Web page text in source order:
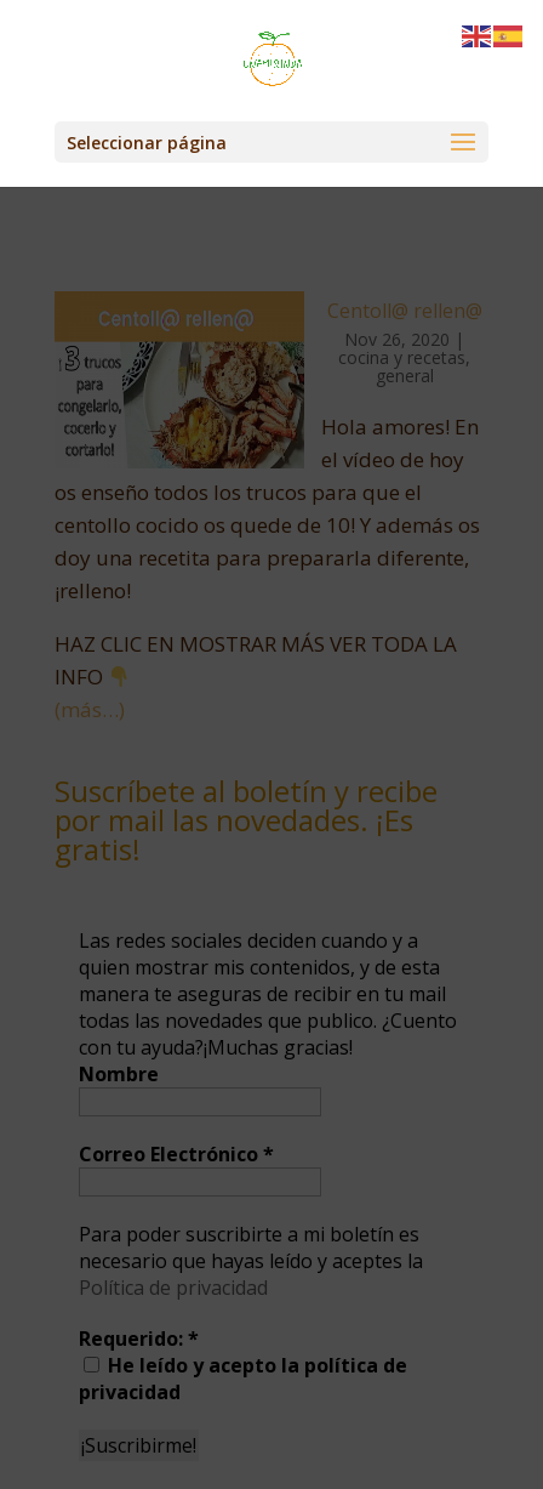
Seleccionar página
Centoll@ rellen@
Nov 26, 2020 |
cocina y recetas,
general
Hola amores! En
el vídeo de hoy
os enseño todos los trucos para que el
centollo cocido os quede de 10! Y además os
doy una recetita para prepararla diferente,
¡relleno!
HAZ CLIC EN MOSTRAR MÁS VER TODA LA
INFO
(más…)
Suscríbete al boletín y recibe
por mail las novedades. ¡Es
gratis!
Las redes sociales deciden cuando y a
quien mostrar mis contenidos, y de esta
manera te aseguras de recibir en tu mail
todas las novedades que publico. ¿Cuento
con tu ayuda?¡Muchas gracias!
Nombre
Correo Electrónico*
Para poder suscribirte a mi boletín es
necesario que hayas leído y aceptes la
Política de privacidad
Requerido:*
He leído y acepto la política de
privacidad